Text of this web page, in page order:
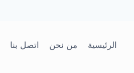
الرئيسية من نحن اتصل بنا